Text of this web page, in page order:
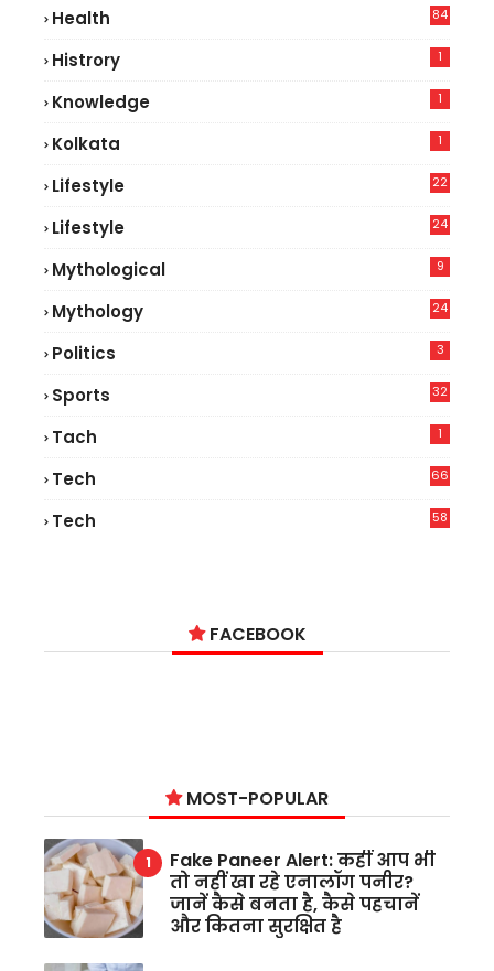
Health
84
Histrory 1
Knowledge 1
Kolkata 1
Lifestyle
22
Lifestyle
24
Mythological 9
Mythology 24
Politics 3
Sports 32
Tach 1
Tech
66
Tech
58
FACEBOOK
MOST-POPULAR
Fake Paneer Alert: कहीं आप भी
तो नहीं खा रहे एनालॉग पनीर?
जानें कैसे बनता है, कैसे पहचानें
और कितना सुरक्षित है